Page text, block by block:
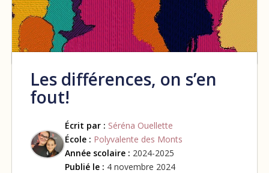
Les différences, on s’en
fout!
Écrit par : Séréna Ouellette
École : Polyvalente des Monts
Année scolaire : 2024-2025
Publié le : 4 novembre 2024